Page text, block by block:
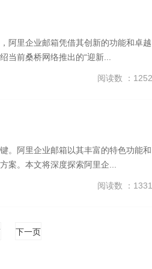
阿里企业邮箱凭借其创新的功能和卓越
前桑桥网络推出的“迎新...
阅读数 ：
。阿里企业邮箱以其丰富的特色功能和
案。本文将深度探索阿里企...
阅读数 ：
下一页